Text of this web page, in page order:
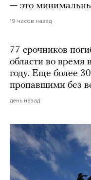
— это
19 часов назад
77 срочников
области во
году. Еще более
пропавшими без
день назад